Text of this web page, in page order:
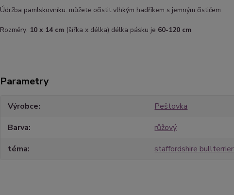
Údržba pamlskovníku: můžete očistit vlhkým hadříkem s jemným čističem
Rozměry: 10 x 14 cm(šířka x délka) délka pásku je 60-120 cm
Parametry
Výrobce
Peštovka
Barva
růžový
téma
staffordshire bullterrier